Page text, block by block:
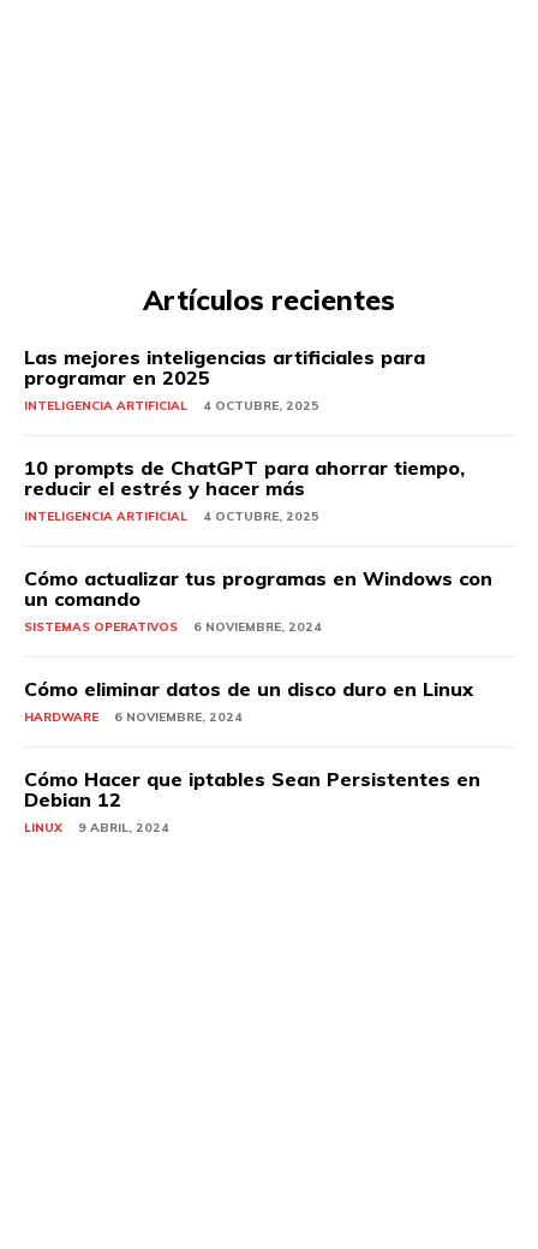
Artículos recientes
Las mejores inteligencias artificiales para
programar en 2025
INTELIGENCIA ARTIFICIAL 4 OCTUBRE, 2025
10 prompts de ChatGPT para ahorrar tiempo,
reducir el estrés y hacer más
INTELIGENCIA ARTIFICIAL 4 OCTUBRE, 2025
Cómo actualizar tus programas en Windows con
un comando
SISTEMAS OPERATIVOS 6 NOVIEMBRE, 2024
Cómo eliminar datos de un disco duro en Linux
HARDWARE 6 NOVIEMBRE, 2024
Cómo Hacer que iptables Sean Persistentes en
Debian 12
LINUX 9 ABRIL, 2024